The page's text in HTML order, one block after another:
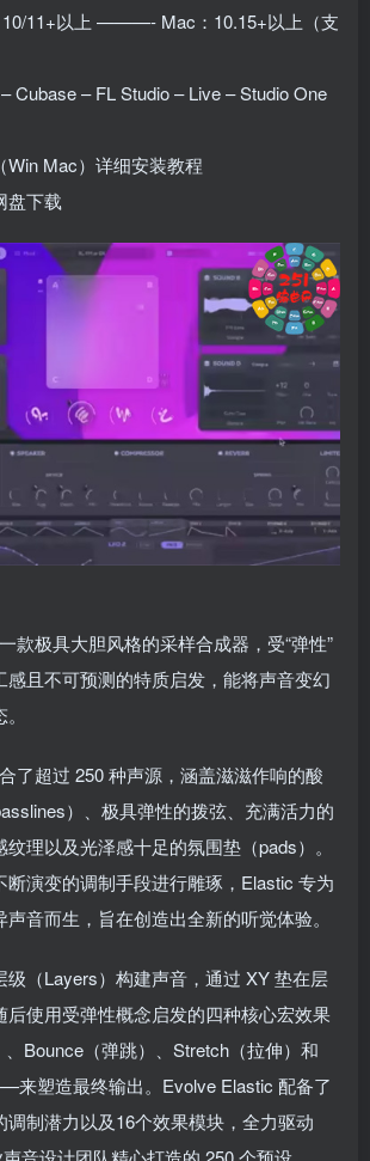
10/11+以上 ———- Mac：10.15+以上（支
Cubase – FL Studio – Live – Studio One
Win Mac）详细安装教程
盘下载
款极具大胆风格的采样合成器，受“弹性”
感且不可预测的特质启发，能将声音变幻
了超过 250 种声源，涵盖滋滋作响的酸
）、极具弹性的拨弦、充满活力的
理以及光泽感十足的氛围垫（pads）。
断演变的调制手段进行雕琢，Elastic 专为
音而生，旨在创造出全新的听觉体验。
级（Layers）构建声音，通过 XY 垫在层
后使用受弹性概念启发的四种核心宏效果
Bounce（弹跳）、Stretch（拉伸）和
塑造最终输出。Evolve Elastic 配备了
调制潜力以及16个效果模块，全力驱动